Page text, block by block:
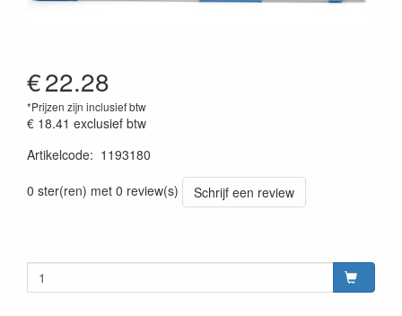
€22.28
*Prijzen zijn inclusief btw
€ 18.41 exclusief btw
Artikelcode: 1193180
0 ster(ren) met 0 review(s)
Schrijf een review